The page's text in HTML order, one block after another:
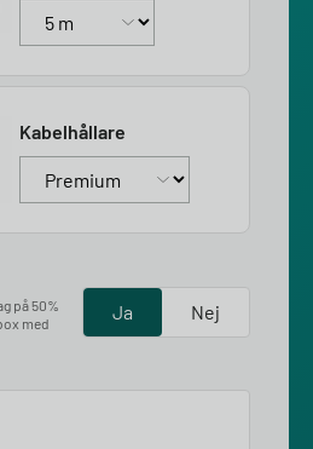
Kabelhållare
på 50%
med
Ja Nej